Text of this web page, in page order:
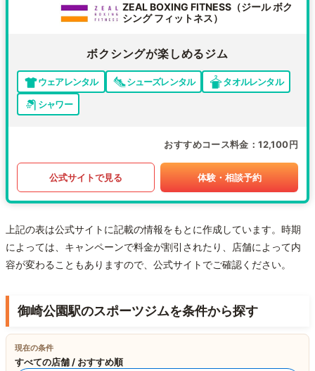
ZEAL BOXING FITNESS（ジール ボク
シング フィットネス）
ボクシングが楽しめるジム
ウェアレンタル シューズレンタル
タオルレンタル
シャワー
おすすめコース料金 12,100円
公式サイトで見る 体験・相談予約
上記の表は公式サイトに記載の情報をもとに作成しています。時期
によっては、キャンペーンで料金が割引されたり、店舗によって内
容が変わることもありますので、公式サイトでご確認ください。
御崎公園駅のスポーツジムを条件から探す
現在の条件
すべての店舗 / おすすめ順